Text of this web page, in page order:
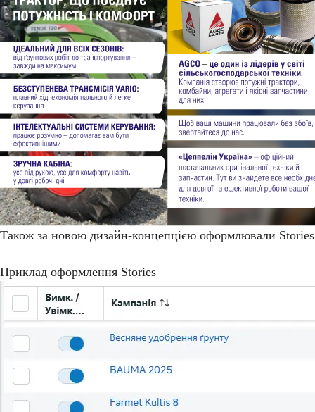
Також за новою дизайн-концепцією оформлювали Stories
Приклад оформлення Stories